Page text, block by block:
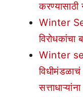
करण्यासाठी
Winter
विरोधकांचा
Winter